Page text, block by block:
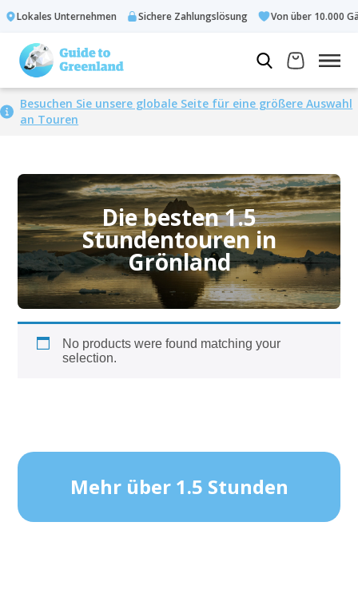
Lokales Unternehmen Sichere Zahlungslösung Von über 10.000
Besuchen Sie unsere globale Seite für eine größere Auswahl
an Touren
Die besten 1.5
Stundentouren in
Grönland
No products were found matching your
selection.
Mehr über 1.5 Stunden